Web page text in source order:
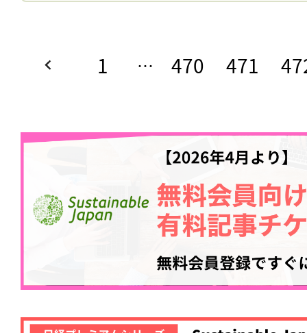
1 … 470 471